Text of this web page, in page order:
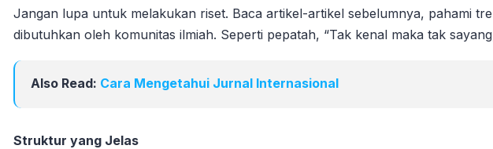
Jangan lupa untuk melakukan riset. Baca artikel-artikel sebelumnya, pahami
dibutuhkan oleh komunitas ilmiah. Seperti pepatah, “Tak kenal maka tak
Also Read: Cara Mengetahui Jurnal Internasional
Struktur yang Jelas